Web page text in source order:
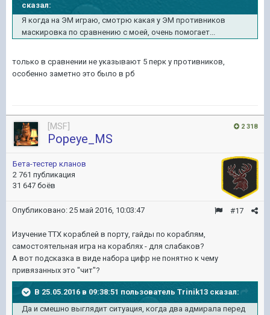
сказал:
Я когда на ЭМ играю, смотрю какая у ЭМ противников
маскировка по сравнению с моей, очень помогает...
только в сравнении не указывают 5 перк у противников,
особенно заметно это было в рб
2 318
[MSF]
Popeye_MS
Бета-тестер кланов
2 761 публикация
31 647 боёв
#17
Опубликовано: 25 май 2016, 10:03:47
Изучение ТТХ кораблей в порту, гайды по кораблям,
самостоятельная игра на кораблях - для слабаков?
А вот подсказка в виде набора цифр не понятно к чему
привязанных это "чит"?
В 25.05.2016 в 09:38:51 пользователь Trinik13 сказал:
Да и смешно выглядит ситуация, когда два адмирала перед